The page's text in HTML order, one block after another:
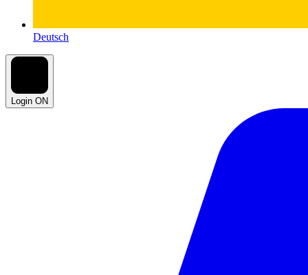
Deutsch
Login ON